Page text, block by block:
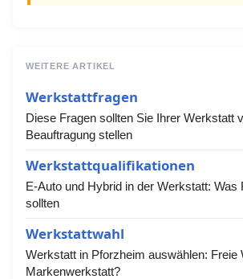
WEITERE ARTIKEL
Werkstattfragen
Diese Fragen sollten Sie Ihrer Werkstatt
Beauftragung stellen
Werkstattqualifikationen
E-Auto und Hybrid in der Werkstatt: Was
sollten
Werkstattwahl
Werkstatt in Pforzheim auswählen: Freie
Markenwerkstatt?